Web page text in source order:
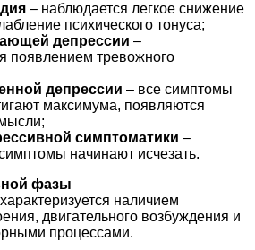
– наблюдается легкое снижение
психического тонуса;
депрессии –
появлением тревожного
депрессии – все симптомы
максимума, появляются
симптоматики –
начинают исчезать.
фазы
наличием
двигательного возбуждения и
процессами.